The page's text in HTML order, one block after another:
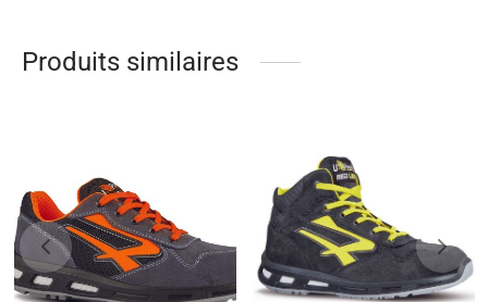
Produits similaires